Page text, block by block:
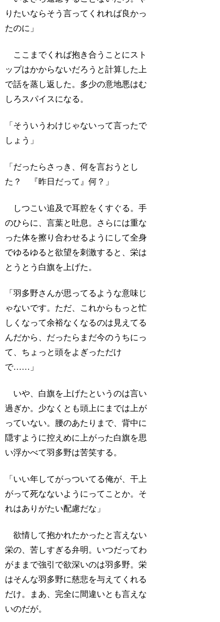
りたいならそう言ってくれれば良かっ
たのに」
ここまでくれば抱き合うことにスト
ップはかからないだろうと計算した上
で話を蒸し返した。多少の意地悪はむ
しろスパイスになる。
「そういうわけじゃないって言ったで
しょう」
「だったらさっき、何を言おうとし
た？ 『昨日だって』何？」
しつこい追及で耳腔をくすぐる。手
のひらに、言葉と吐息。さらには重な
った体を擦り合わせるようにして全身
でゆるゆると欲望を刺激すると、栄は
とうとう白旗を上げた。
「羽多野さんが思ってるような意味じ
ゃないです。ただ、これからもっと忙
しくなって余裕なくなるのは見えてる
んだから、だったらまだ今のうちにっ
て、ちょっと頭をよぎっただけ
で……」
いや、白旗を上げたというのは言い
過ぎか。少なくとも頭上にまでは上が
っていない。腰のあたりまで、背中に
隠すように控えめに上がった白旗を思
い浮かべて羽多野は苦笑する。
「いい年してがっついてる俺が、干上
がって死なないようにってことか。そ
れはありがたい配慮だな」
欲情して抱かれたかったと言えない
栄の、苦しすぎる弁明。いつだってわ
がままで強引で欲深いのは羽多野。栄
はそんな羽多野に慈悲を与えてくれる
だけ。まあ、完全に間違いとも言えな
いのだが。